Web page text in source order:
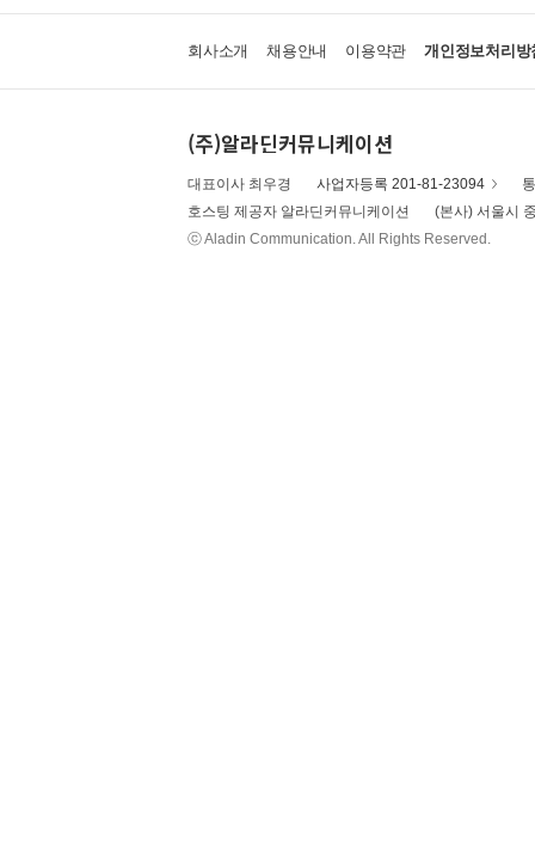
회사소개 채용안내 이용약관 개인정보처리방
(주)알라딘커뮤니케이션
대표이사 최우경 사업자등록 201-81-23094
호스팅 제공자 알라딘커뮤니케이션
(본사) 서울시
ⓒ Aladin Communication. All Rights Reserved.